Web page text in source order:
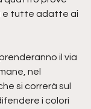
e tutte adatte ai
il via
nel
si correrà sul
i colori